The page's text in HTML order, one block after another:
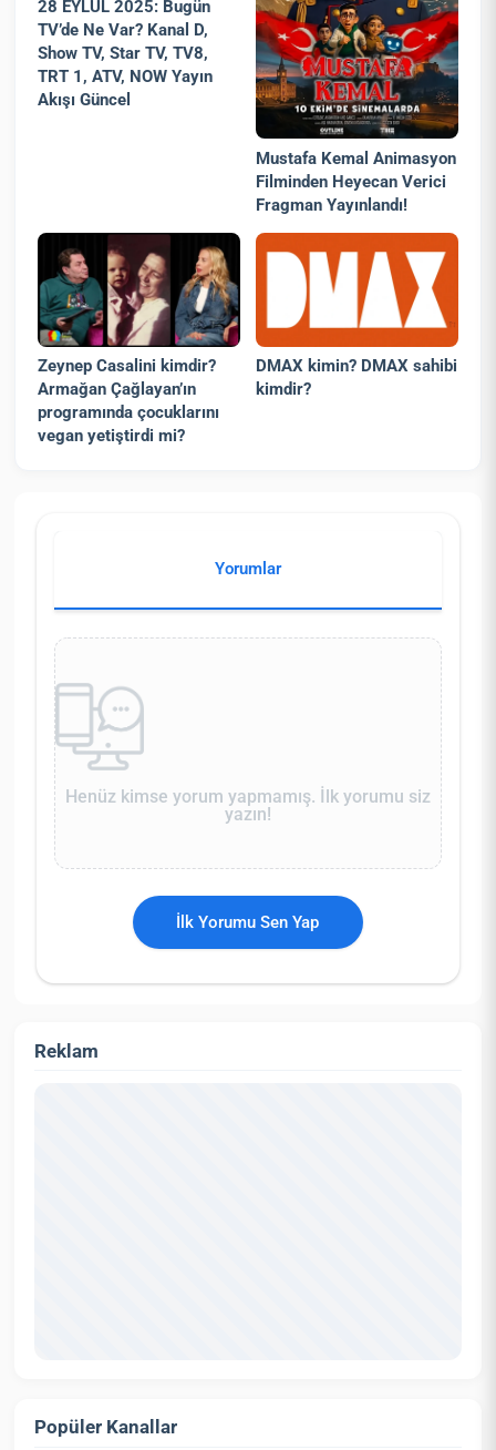
28 EYLÜL 2025: Bugün
TV’de Ne Var? Kanal D,
Show TV, Star TV, TV8,
TRT 1, ATV, NOW Yayın
Akışı Güncel
Mustafa Kemal Animasyon
Filminden Heyecan Verici
Fragman Yayınlandı!
Zeynep Casalini kimdir?
Armağan Çağlayan’ın
programında çocuklarını
vegan yetiştirdi mi?
DMAX kimin? DMAX sahibi
kimdir?
Yorumlar
Henüz kimse yorum yapmamış. İlk yorumu siz
yazın!
İlk Yorumu Sen Yap
Reklam
Popüler Kanallar